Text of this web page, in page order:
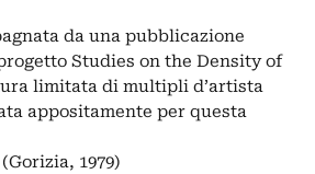
da una pubblicazione
Studies on the Density of
limitata di multipli d’artista
appositamente per questa
1979)